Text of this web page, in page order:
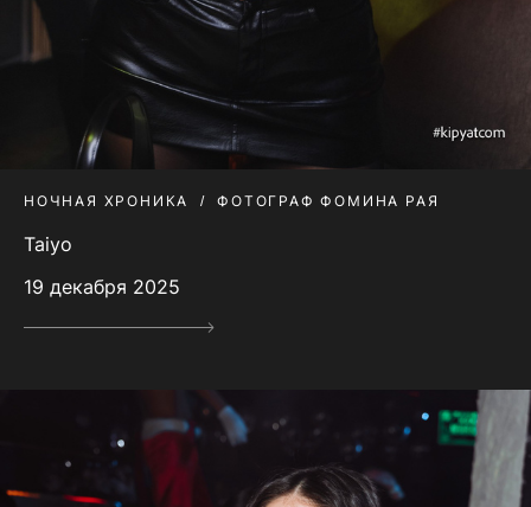
НОЧНАЯ ХРОНИКА ФОТОГРАФ ФОМИНА РАЯ
Taiyo
19 декабря 2025